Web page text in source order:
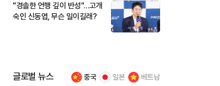
"경솔한 언행 깊이 반성"…고개
숙인 신동엽, 무슨 일이길래?
글로벌 뉴스 중국 일본 베트남